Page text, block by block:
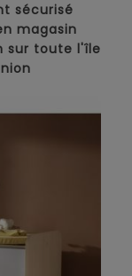
sécurisé
magasin
sur toute l'île